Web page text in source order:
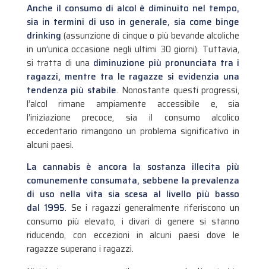
Anche il consumo di alcol è diminuito nel tempo,
sia in termini di uso in generale, sia come binge
drinking (assunzione di cinque o più bevande alcoliche
in un’unica occasione negli ultimi 30 giorni). Tuttavia,
si tratta di una diminuzione più pronunciata tra i
ragazzi, mentre tra le ragazze si evidenzia una
tendenza più stabile. Nonostante questi progressi,
l’alcol rimane ampiamente accessibile e, sia
l’iniziazione precoce, sia il consumo alcolico
eccedentario rimangono un problema significativo in
alcuni paesi.
La cannabis è ancora la sostanza illecita più
comunemente consumata, sebbene la prevalenza
di uso nella vita sia scesa al livello più basso
dal 1995. Se i ragazzi generalmente riferiscono un
consumo più elevato, i divari di genere si stanno
riducendo, con eccezioni in alcuni paesi dove le
ragazze superano i ragazzi.